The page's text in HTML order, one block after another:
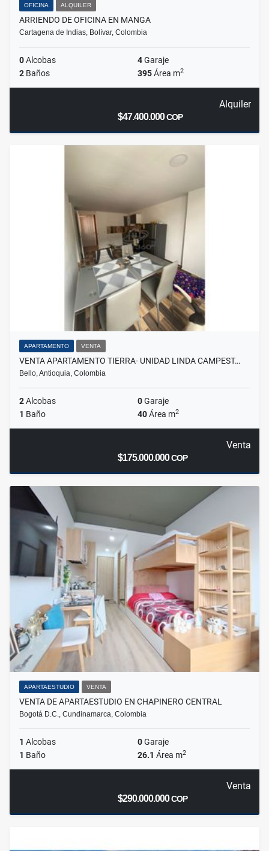
OFICINA ALQUILER
ARRIENDO DE OFICINA EN MANGA
Cartagena de Indias, Bolívar, Colombia
0Alcobas 4Garaje
2 Baños 395Área m2
Alquiler
$47.400.000COP
APARTAMENTO VENTA
VENTA APARTAMENTO TIERRA- UNIDAD LINDA CAMPEST…
Bello, Antioquia, Colombia
2Alcobas 0Garaje
1 Baño 40Área m2
Venta
$175.000.000COP
APARTAESTUDIO VENTA
VENTA DE APARTAESTUDIO EN CHAPINERO CENTRAL
Bogotá D.C., Cundinamarca, Colombia
1 Alcobas 0Garaje
1 Baño 26.1 Área m2
Venta
$290.000.000COP